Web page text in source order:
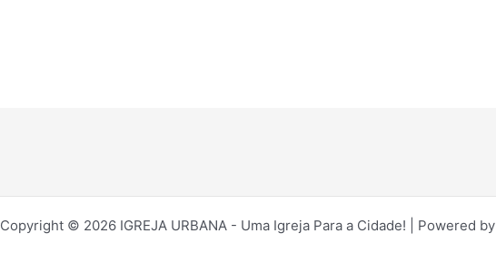
Copyright © 2026 IGREJA URBANA - Uma Igreja Para a Cidade! | Powered by